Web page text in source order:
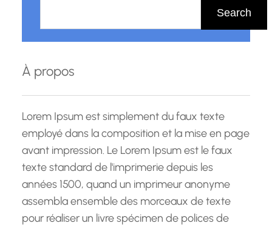
h
r
c
h
Search
À propos
Lorem Ipsum est simplement du faux texte
employé dans la composition et la mise en page
avant impression. Le Lorem Ipsum est le faux
texte standard de l'imprimerie depuis les
années 1500, quand un imprimeur anonyme
assembla ensemble des morceaux de texte
pour réaliser un livre spécimen de polices de